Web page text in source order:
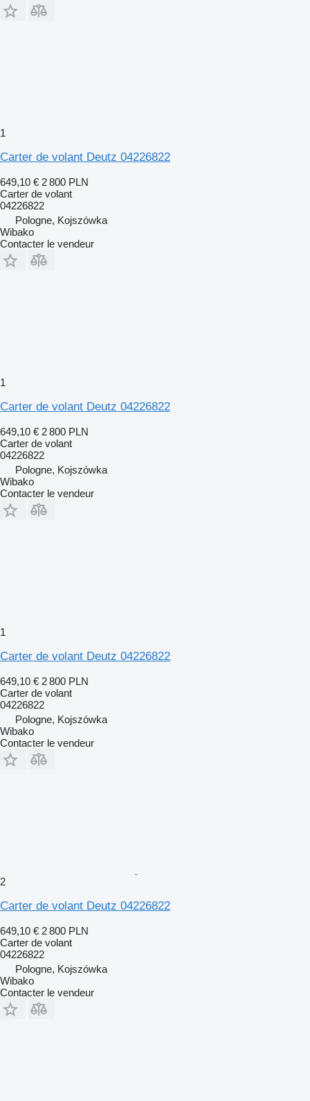
1
Carter de volant Deutz 04226822
649,10 € 2 800 PLN
Carter de volant
04226822
Pologne, Kojszówka
Wibako
Contacter le vendeur
1
Carter de volant Deutz 04226822
649,10 € 2 800 PLN
Carter de volant
04226822
Pologne, Kojszówka
Wibako
Contacter le vendeur
1
Carter de volant Deutz 04226822
649,10 € 2 800 PLN
Carter de volant
04226822
Pologne, Kojszówka
Wibako
Contacter le vendeur
2
Carter de volant Deutz 04226822
649,10 € 2 800 PLN
Carter de volant
04226822
Pologne, Kojszówka
Wibako
Contacter le vendeur